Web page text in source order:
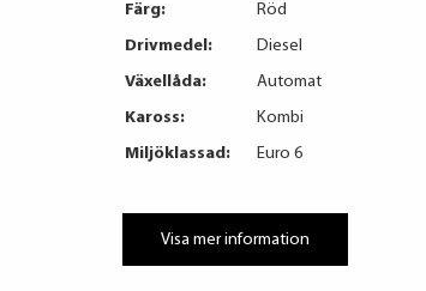
Färg:
Röd
Drivmedel:
Diesel
Växellåda:
Automat
Kaross:
Kombi
Miljöklassad:
Euro 6
Visa mer information